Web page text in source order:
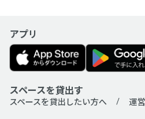
アプリ
スペースを貸出す
スペースを貸出したい方へ 運